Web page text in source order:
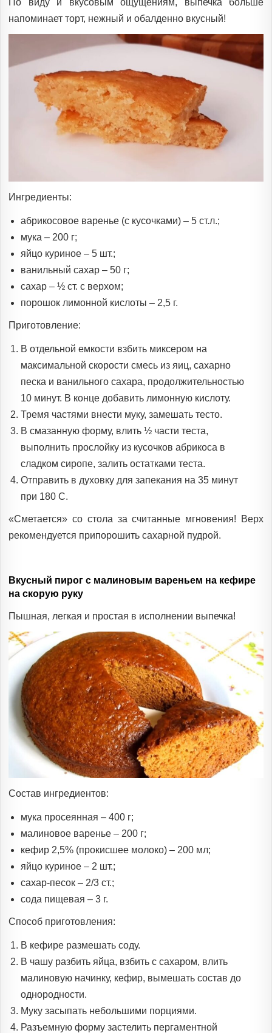
По виду и вкусовым ощущениям, выпечка больше
напоминает торт, нежный и обалденно вкусный!
Ингредиенты:
абрикосовое варенье (с кусочками) – 5 ст.л.;
мука – 200 г;
яйцо куриное – 5 шт.;
ванильный сахар – 50 г;
сахар – ½ ст. с верхом;
порошок лимонной кислоты – 2,5 г.
Приготовление:
В отдельной емкости взбить миксером на
максимальной скорости смесь из яиц, сахарно
песка и ванильного сахара, продолжительностью
10 минут. В конце добавить лимонную кислоту.
Тремя частями внести муку, замешать тесто.
В смазанную форму, влить ½ части теста,
выполнить прослойку из кусочков абрикоса в
сладком сиропе, залить остатками теста.
Отправить в духовку для запекания на 35 минут
при 180 С.
«Сметается» со стола за считанные мгновения! Верх
рекомендуется припорошить сахарной пудрой.
Вкусный пирог с малиновым вареньем на кефире
на скорую руку
Пышная, легкая и простая в исполнении выпечка!
Состав ингредиентов:
мука просеянная – 400 г;
малиновое варенье – 200 г;
кефир 2,5% (прокисшее молоко) – 200 мл;
яйцо куриное – 2 шт.;
сахар-песок – 2/3 ст.;
сода пищевая – 3 г.
Способ приготовления:
В кефире размешать соду.
В чашу разбить яйца, взбить с сахаром, влить
малиновую начинку, кефир, вымешать состав до
однородности.
Муку засыпать небольшими порциями.
Разъемную форму застелить пергаментной